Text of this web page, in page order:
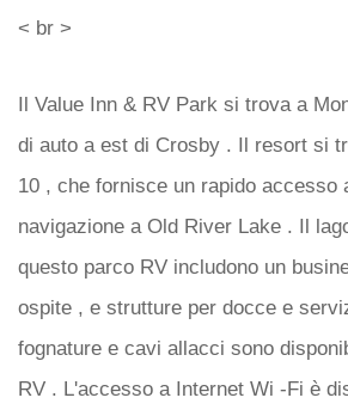
< br >
Il Value Inn & RV Park si trova a
di auto a est di Crosby . Il resort si
10 , che fornisce un rapido
navigazione a Old River Lake . Il
questo parco RV includono un
ospite , e strutture per docce e
fognature e cavi allacci sono
RV . L'accesso a Internet Wi -Fi è